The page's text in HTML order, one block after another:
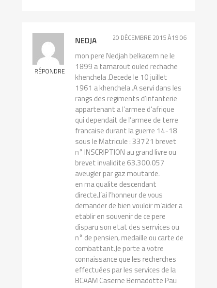
RÉPONDRE
NEDJA 20 DÉCEMBRE 2015 À19:06
mon pere Nedjah belkacem ne le
1899 a tamarout ouled rechache
khenchela .Decede le 10 juillet
1961 a khenchela .A servi dans les
rangs des regiments d’infanterie
appartenant a l’armee d’afrique
qui dependait de l’armee de terre
francaise durant la guerre 14-18
sous le Matricule : 33721 brevet
n° INSCRIPTION au grand livre ou
brevet invalidite 63.300.057
aveugler par gaz moutarde.
en ma qualite descendant
directe.J’ai l’honneur de vous
demander de bien vouloir m’aider a
etablir en souvenir de ce pere
disparu son etat des serrvices ou
n° de pensien, medaille ou carte de
combattant.Je porte a votre
connaissance que les recherches
effectuées par les services de la
BCAAM Caserne Bernadotte Pau